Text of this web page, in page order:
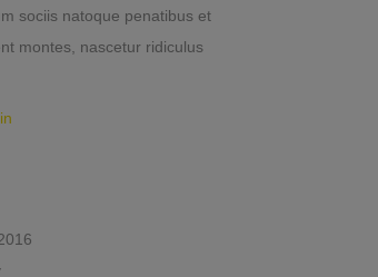
sociis natoque penatibus et
montes, nascetur ridiculus